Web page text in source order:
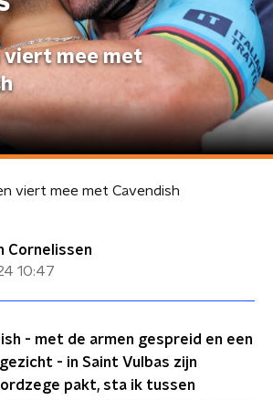
viert mee met
viert mee met Cavendish
Cornelissen
10:47
- met de armen gespreid en een
- in Saint Vulbas zijn
pakt, sta ik tussen